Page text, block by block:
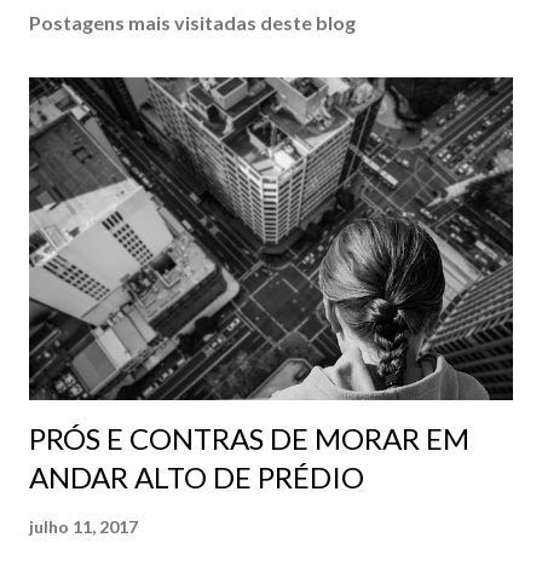
Postagens mais visitadas deste blog
PRÓS E CONTRAS DE MORAR EM
ANDAR ALTO DE PRÉDIO
julho 11, 2017